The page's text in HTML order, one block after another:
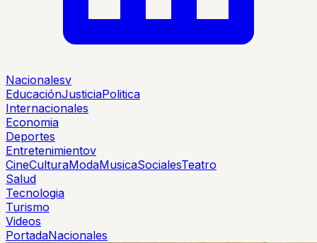
Nacionalesv
EducaciónJusticiaPolitica
Internacionales
Economia
Deportes
Entretenimientov
CineCulturaModaMusicaSocialesTeatro
Salud
Tecnologia
Turismo
Videos
PortadaNacionales